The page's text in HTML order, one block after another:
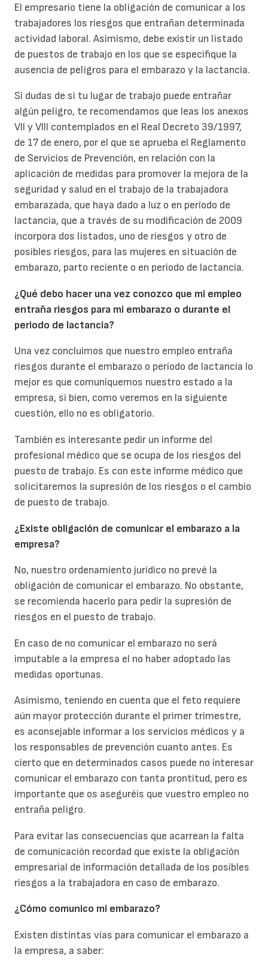
El empresario tiene la obligación de comunicar a los
trabajadores los riesgos que entrañan determinada
actividad laboral. Asimismo, debe existir un listado
de puestos de trabajo en los que se especifique la
ausencia de peligros para el embarazo y la lactancia.
Si dudas de si tu lugar de trabajo puede entrañar
algún peligro, te recomendamos que leas los anexos
VII y VIII contemplados en el Real Decreto 39/1997,
de 17 de enero, por el que se aprueba el Reglamento
de Servicios de Prevención, en relación con la
aplicación de medidas para promover la mejora de la
seguridad y salud en el trabajo de la trabajadora
embarazada, que haya dado a luz o en período de
lactancia, que a través de su modificación de 2009
incorpora dos listados, uno de riesgos y otro de
posibles riesgos, para las mujeres en situación de
embarazo, parto reciente o en período de lactancia.
¿Qué debo hacer una vez conozco que mi empleo
entraña riesgos para mi embarazo o durante el
periodo de lactancia?
Una vez concluimos que nuestro empleo entraña
riesgos durante el embarazo o período de lactancia lo
mejor es que comuniquemos nuestro estado a la
empresa, si bien, como veremos en la siguiente
cuestión, ello no es obligatorio.
También es interesante pedir un informe del
profesional médico que se ocupa de los riesgos del
puesto de trabajo. Es con este informe médico que
solicitaremos la supresión de los riesgos o el cambio
de puesto de trabajo.
¿Existe obligación de comunicar el embarazo a la
empresa?
No, nuestro ordenamiento jurídico no prevé la
obligación de comunicar el embarazo. No obstante,
se recomienda hacerlo para pedir la supresión de
riesgos en el puesto de trabajo.
En caso de no comunicar el embarazo no será
imputable a la empresa el no haber adoptado las
medidas oportunas.
Asimismo, teniendo en cuenta que el feto requiere
aún mayor protección durante el primer trimestre,
es aconsejable informar a los servicios médicos y a
los responsables de prevención cuanto antes. Es
cierto que en determinados casos puede no interesar
comunicar el embarazo con tanta prontitud, pero es
importante que os aseguréis que vuestro empleo no
entraña peligro.
Para evitar las consecuencias que acarrean la falta
de comunicación recordad que existe la obligación
empresarial de información detallada de los posibles
riesgos a la trabajadora en caso de embarazo.
¿Cómo comunico mi embarazo?
Existen distintas vías para comunicar el embarazo a
la empresa, a saber: